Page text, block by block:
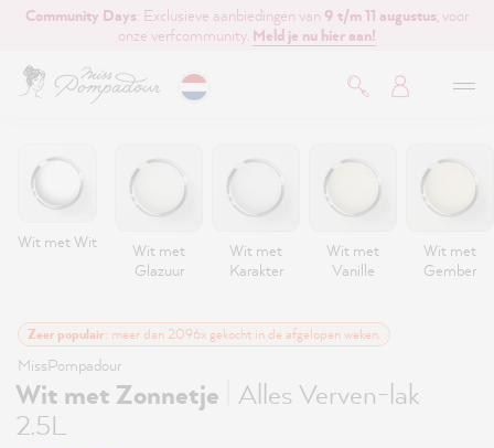
hoofdinhoud
Community Days: Exclusieve aanbiedingen van 9 t/m 11 augustus , voor
onze verfcommunity. Meld je nu hier aan!
Wit met Wit
Wit met
Glazuur
Wit met
Karakter
Wit met
Vanille
Wit met
Gember
Zeer populair: meer dan 2096x gekocht in de afgelopen weken.
MissPompadour
Wit met Zonnetje Alles Verven-lak
2.5L